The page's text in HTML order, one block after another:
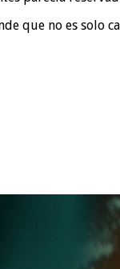
que no es solo